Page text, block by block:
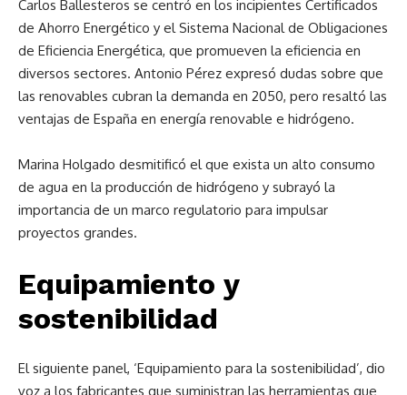
Carlos Ballesteros se centró en los incipientes Certificados
de Ahorro Energético y el Sistema Nacional de Obligaciones
de Eficiencia Energética, que promueven la eficiencia en
diversos sectores. Antonio Pérez expresó dudas sobre que
las renovables cubran la demanda en 2050, pero resaltó las
ventajas de España en energía renovable e hidrógeno.
Marina Holgado desmitificó el que exista un alto consumo
de agua en la producción de hidrógeno y subrayó la
importancia de un marco regulatorio para impulsar
proyectos grandes.
Equipamiento y
sostenibilidad
El siguiente panel, ‘Equipamiento para la sostenibilidad’, dio
voz a los fabricantes que suministran las herramientas que